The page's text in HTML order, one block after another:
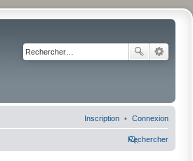
Connexion
Inscription
Rechercher